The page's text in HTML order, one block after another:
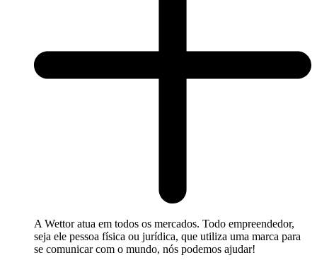
A Wettor atua em todos os mercados. Todo empreendedor,
seja ele pessoa física ou jurídica, que utiliza uma marca para
se comunicar com o mundo, nós podemos ajudar!